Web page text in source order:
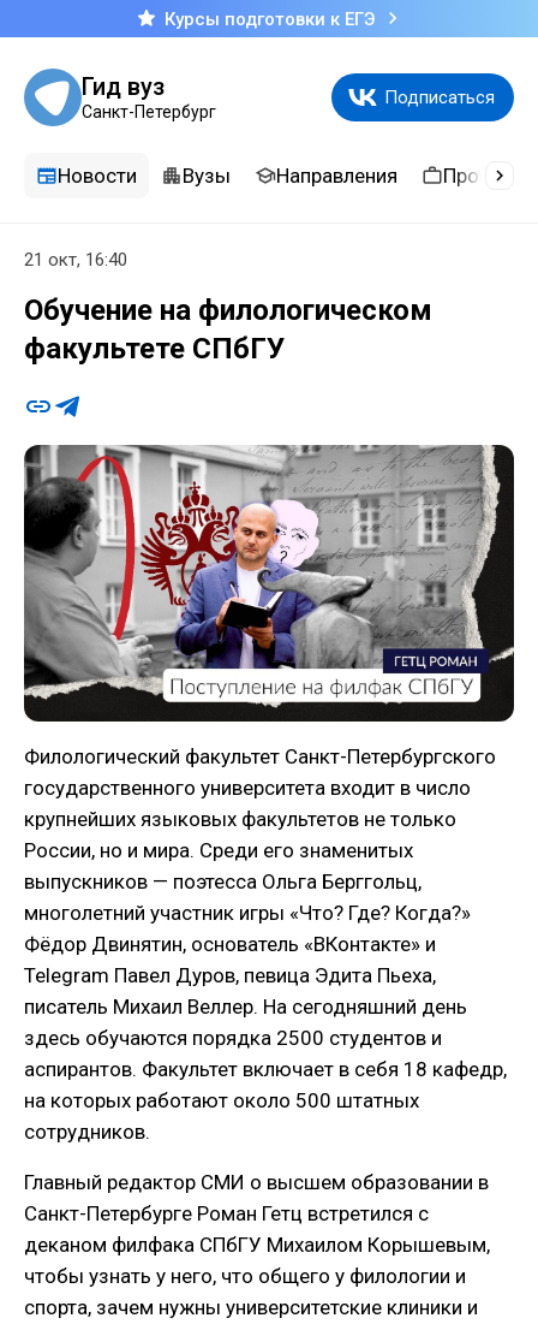
Курсы подготовки к ЕГЭ
Гид вуз
Санкт-Петербург
Подписаться
Новости Вузы Направления
21 окт, 16:40
Обучение на филологическом
факультете СПбГУ
Филологический факультет Санкт-Петербургского
государственного университета входит в число
крупнейших языковых факультетов не только
России, но и мира. Среди его знаменитых
выпускников — поэтесса Ольга Берггольц,
многолетний участник игры «Что? Где? Когда?»
Фёдор Двинятин, основатель «ВКонтакте» и
Telegram Павел Дуров, певица Эдита Пьеха,
писатель Михаил Веллер. На сегодняшний день
здесь обучаются порядка 2500 студентов и
аспирантов. Факультет включает в себя 18 кафедр,
на которых работают около 500 штатных
сотрудников.
Главный редактор СМИ о высшем образовании в
Санкт-Петербурге Роман Гетц встретился с
деканом филфака СПбГУ Михаилом Корышевым,
чтобы узнать у него, что общего у филологии и
спорта, зачем нужны университетские клиники и